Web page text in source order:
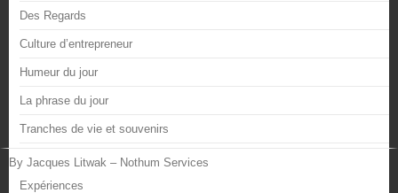
Des Regards
Culture d’entrepreneur
Humeur du jour
La phrase du jour
Tranches de vie et souvenirs
By Jacques Litwak – Nothum Services
Expériences